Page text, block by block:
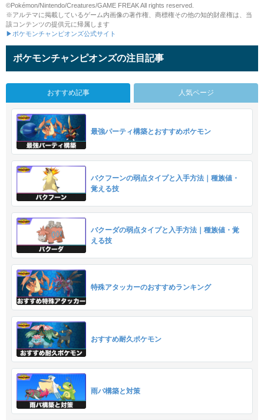
©Pokémon/Nintendo/Creatures/GAME FREAK All rights reserved.
※アルテマに掲載しているゲーム内画像の著作権、商標権その他の知的財産権は、当
該コンテンツの提供元に帰属します
▶ポケモンチャンピオンズ公式サイト
ポケモンチャンピオンズの注目記事
おすすめ記事 人気ページ
最強パーティ構築とおすすめポケモン
バクフーンの弱点タイプと入手方法｜種族値・
覚える技
バクーダの弱点タイプと入手方法｜種族値・覚
える技
特殊アタッカーのおすすめランキング
おすすめ耐久ポケモン
雨パ構築と対策